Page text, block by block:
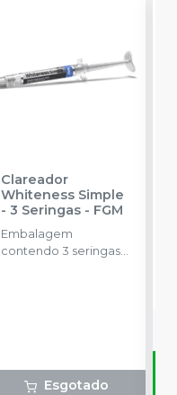
Clareador
Whiteness Simple
- 3 Seringas- FGM
Embalagem
contendo 3 seringas
Esgotado